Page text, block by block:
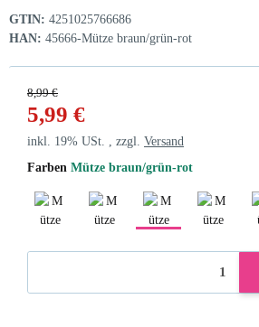
GTIN: 4251025766686
HAN: 45666-Mütze braun/grün-rot
8,99 €
5,99 €
inkl. 19% USt. , zzgl. Versand
Farben Mütze braun/grün-rot